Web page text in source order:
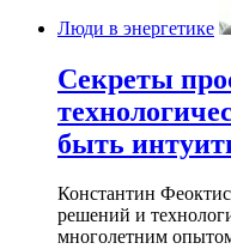
Люди в энергетике
Секреты
быть
Константин
решений и
многолетним